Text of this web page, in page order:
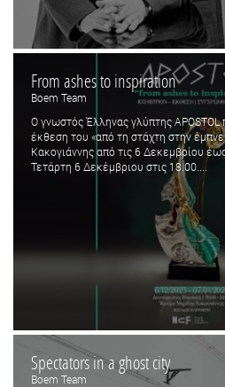
From ashes to inspiration
Boem Team
Ο γνωστός Έλληνας γλύπτης APOSTOL
έκθεση του «από τη στάχτη στην
Κακογιάννης από τις 6 Δεκεμβρίου έως
Τετάρτη 6 Δεκέμβριου στις 18.00....
Spectators in a ghost city
Boem Team